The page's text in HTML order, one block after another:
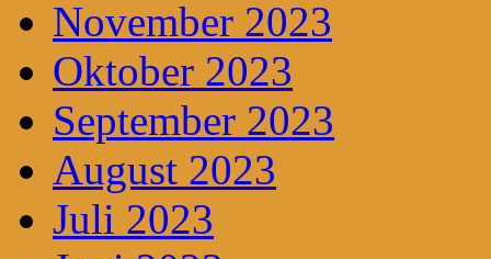
November 2023
Oktober 2023
September 2023
August 2023
Juli 2023